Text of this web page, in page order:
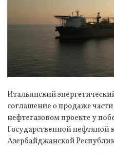
Итальянский
соглашение о продаже
нефтегазовом проекте у
Государственной нефтяной
Азербайджанской